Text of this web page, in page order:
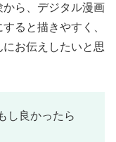
ら、デジタル漫画
ると描きやすく、
お伝えしたいと思
し良かったら